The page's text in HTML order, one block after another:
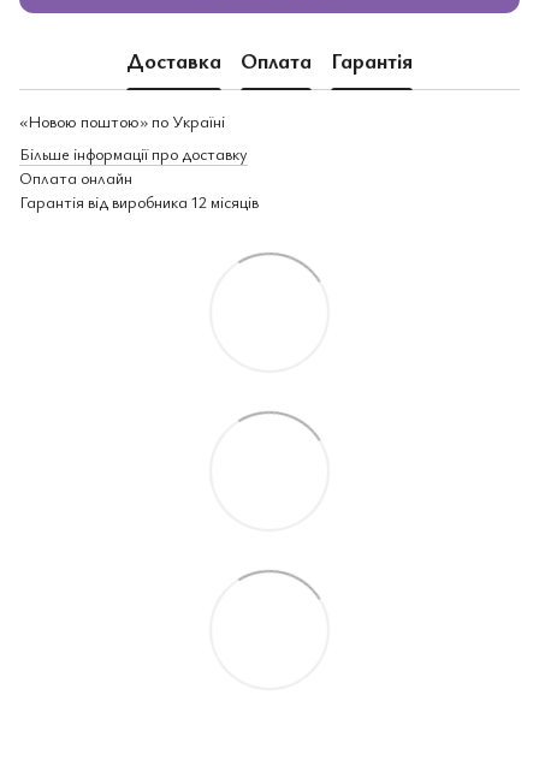
Доставка Оплата Гарантія
«Новою поштою» по Україні
Більше інформації про доставку
Оплата онлайн
Гарантія від виробника 12 місяців